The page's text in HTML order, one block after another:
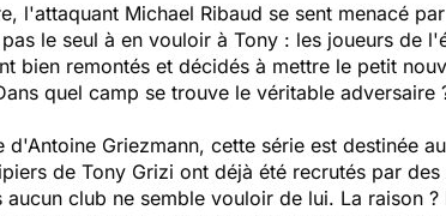
l'attaquant Michael Ribaud se sent menacé
le seul à en vouloir à Tony : les joueurs de
bien remontés et décidés à mettre le petit
quel camp se trouve le véritable adversaire
d'Antoine Griezmann, cette série est destinée
de Tony Grizi ont déjà été recrutés par
aucun club ne semble vouloir de lui. La raison